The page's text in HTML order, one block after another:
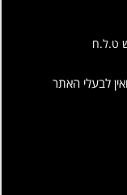
ט.ל.ח
לבעלי האתר